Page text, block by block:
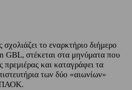
το εναρκτήριο διήμερο
GBL, στέκεται στα μηνύματα που
πρεμιέρας και καταγράφει τα
των δύο «αιωνίων»
ΠΑΟΚ.